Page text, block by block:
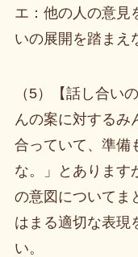
エ：他の人の意見
いの展開を踏まえ
（5）【話し合い
んの案に対するみ
合っていて、準備
な。」とあります
の意図について
はまる適切な表現
い。